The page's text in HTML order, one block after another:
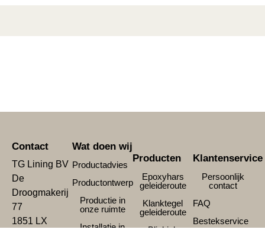
Contact
TG Lining BV
De
Droogmakerij
77
1851 LX
Wat doen wij
Productadvies
Productontwerp
Productie in
onze ruimte
Installatie in
Producten
Epoxyhars
geleideroute
Klanktegel
geleideroute
Blinkink
Klantenservice
Persoonlijk
contact
FAQ
Bestekservice